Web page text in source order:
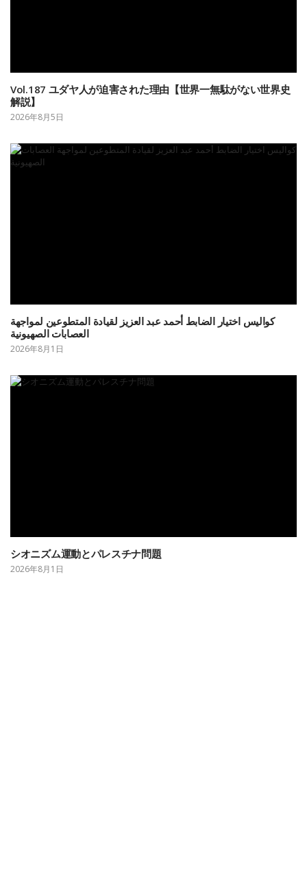
Vol.187 ユダヤ人が迫害された理由【世界一無駄がない世界史
解説】
2026年8月5日
كواليس اختيار الضابط أحمد عبد العزيز لقيادة المتطوعين لمواجهة
العصابات الصهيونية
2026年8月1日
シオニズム運動とパレスチナ問題
2026年8月1日